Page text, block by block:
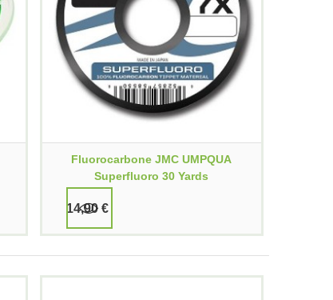
Fluorocarbone JMC UMPQUA
Superfluoro 30 Yards
14,90 €